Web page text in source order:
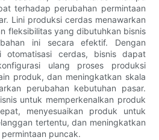
terhadap perubahan permintaan
Lini produksi cerdas menawarkan
fleksibilitas yang dibutuhkan bisnis
ini secara efektif. Dengan
otomatisasi cerdas, bisnis dapat
ulang proses produksi
produk, dan meningkatkan skala
perubahan kebutuhan pasar.
untuk memperkenalkan produk
menyesuaikan produk untuk
tertentu, dan meningkatkan
puncak.